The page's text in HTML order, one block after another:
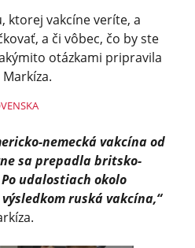
ktorej vakcíne veríte, a
a či vôbec, čo by ste
otázkami pripravila
nemecká vakcína od
sa prepadla britsko-
udalostiach okolo
ruská vakcína,“